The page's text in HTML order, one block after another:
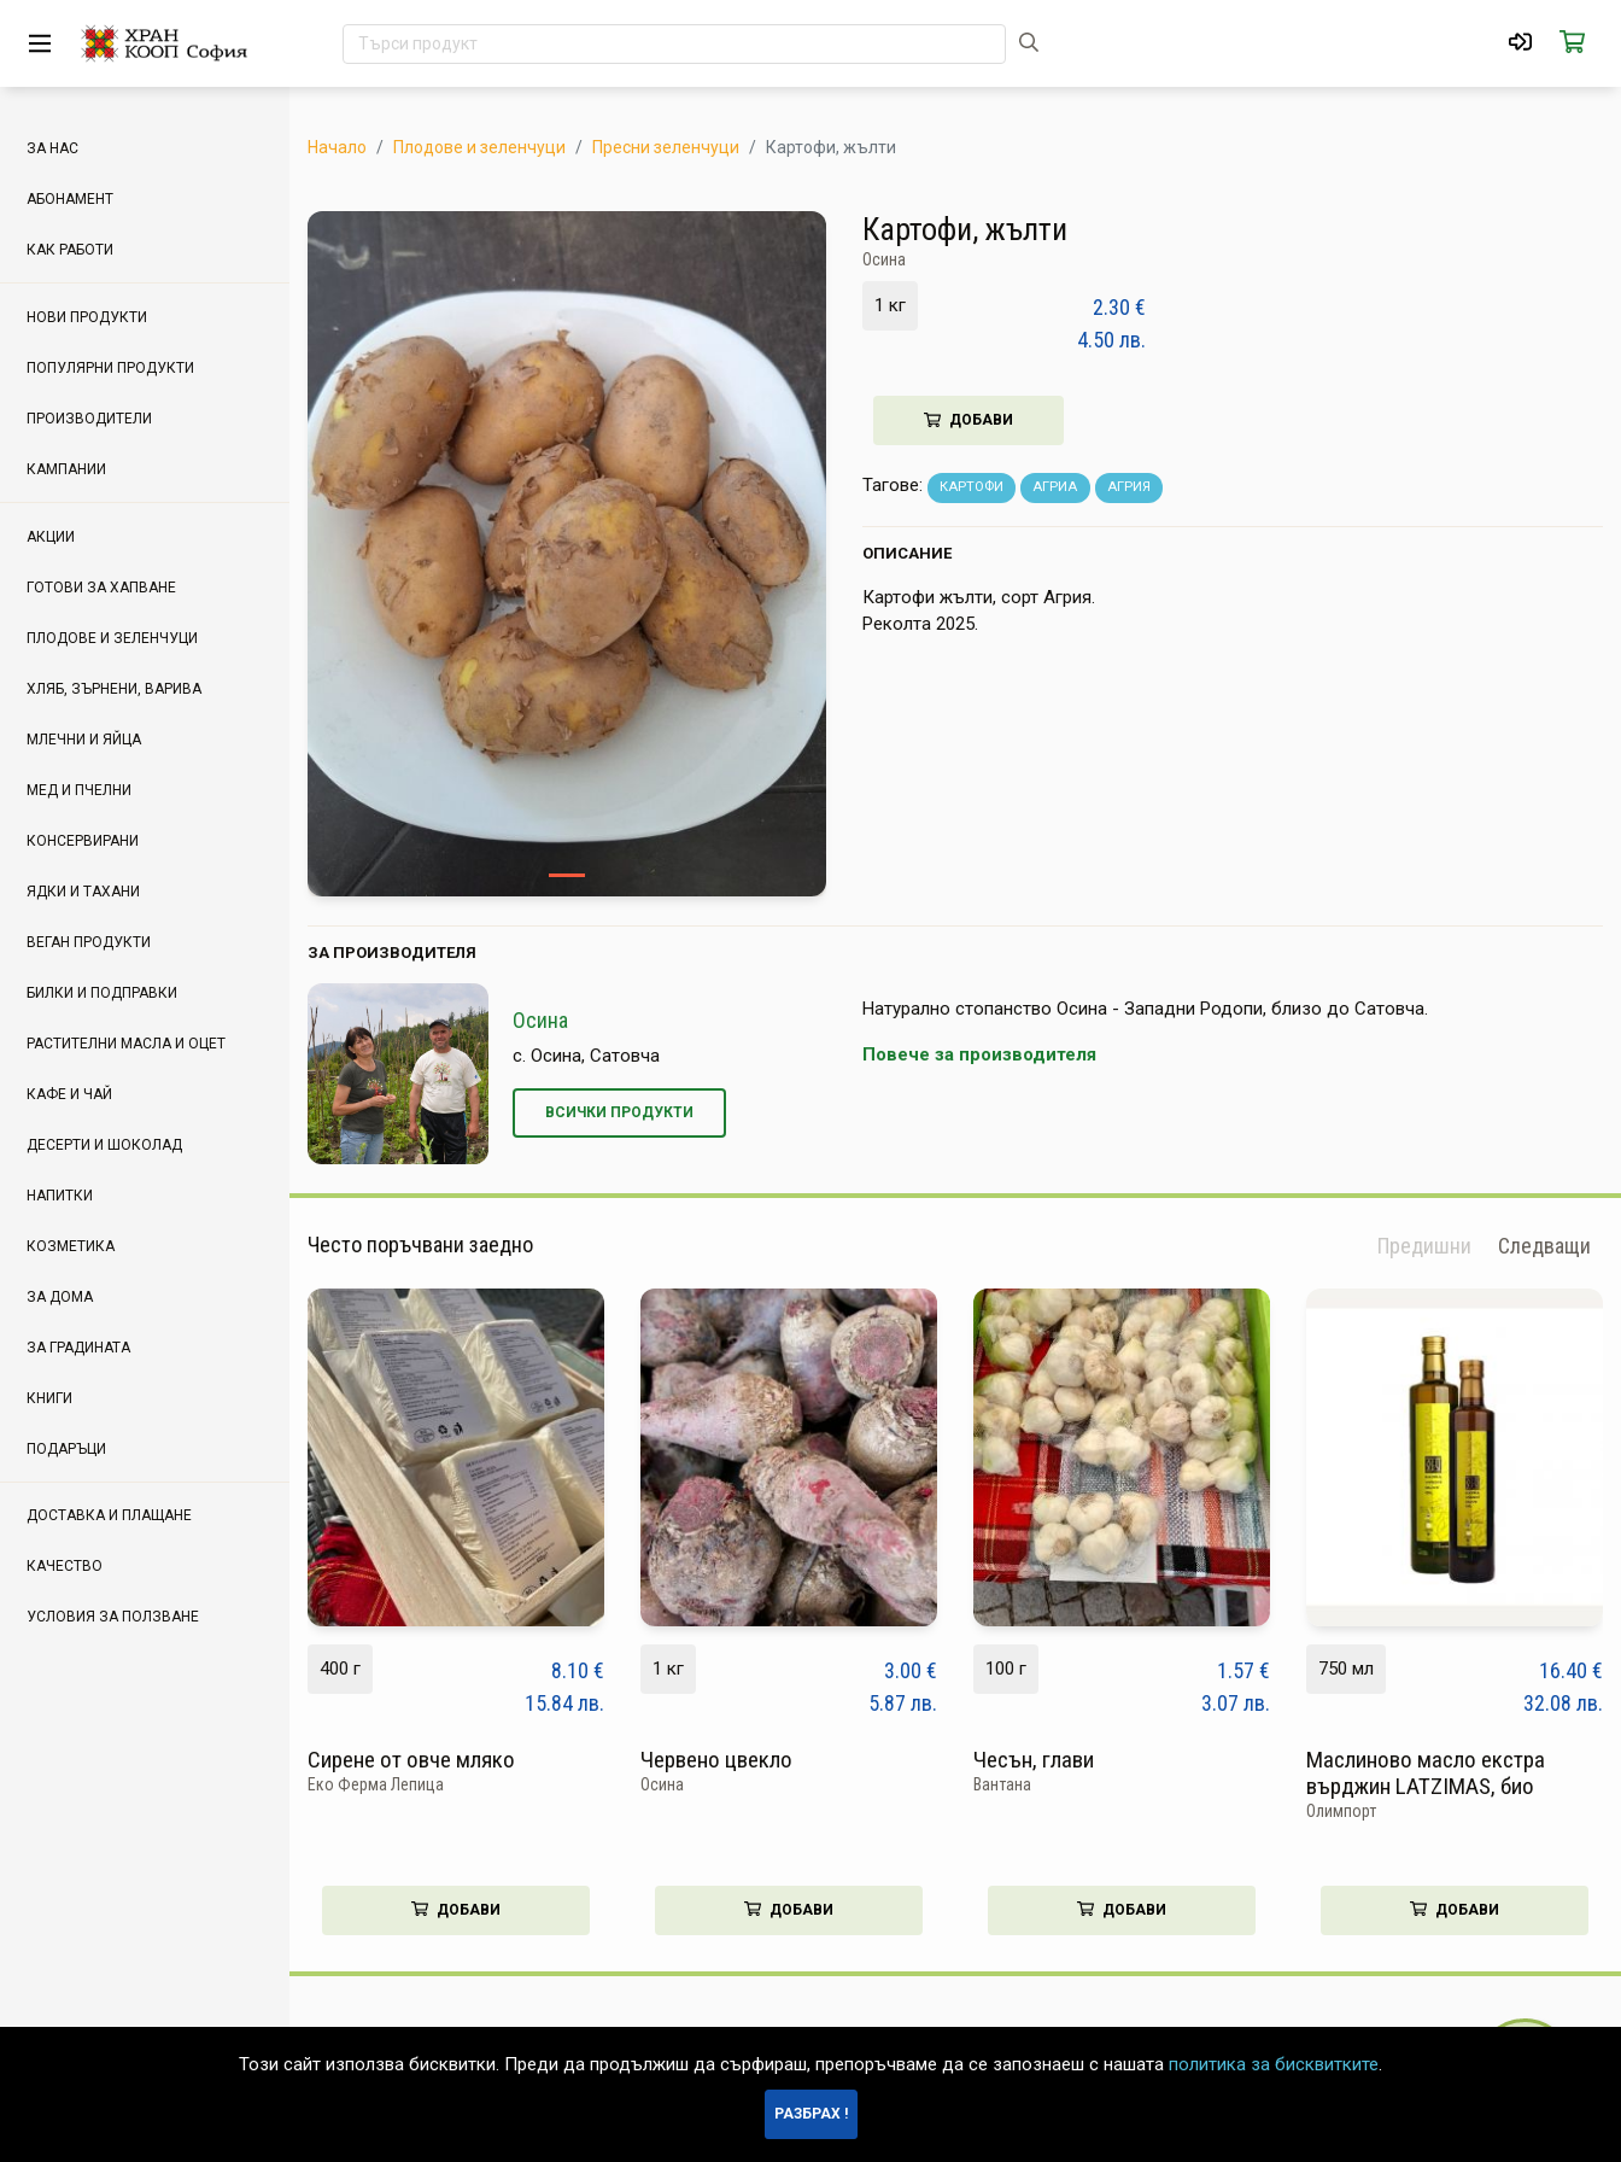
ЗА НАС
АБОНАМЕНТ
КАК РАБОТИ
НОВИ ПРОДУКТИ
ПОПУЛЯРНИ ПРОДУКТИ
ПРОИЗВОДИТЕЛИ
КАМПАНИИ
АКЦИИ
ГОТОВИ ЗА ХАПВАНЕ
ПЛОДОВЕ И ЗЕЛЕНЧУЦИ
ХЛЯБ, ЗЪРНЕНИ, ВАРИВА
МЛЕЧНИ И ЯЙЦА
МЕД И ПЧЕЛНИ
КОНСЕРВИРАНИ
ЯДКИ И ТАХАНИ
ВЕГАН ПРОДУКТИ
БИЛКИ И ПОДПРАВКИ
РАСТИТЕЛНИ МАСЛА И ОЦЕТ
КАФЕ И ЧАЙ
ДЕСЕРТИ И ШОКОЛАД
НАПИТКИ
КОЗМЕТИКА
ЗА ДОМА
ЗА ГРАДИНАТА
КНИГИ
ПОДАРЪЦИ
ДОСТАВКА И ПЛАЩАНЕ
КАЧЕСТВО
УСЛОВИЯ ЗА ПОЛЗВАНЕ
Начало Плодове и зеленчуци Пресни зеленчуци Картофи, жълти
Картофи, жълти
Осина
1 кг 2.30 €
4.50 лв.
ДОБАВИ
Тагове: КАРТОФИ АГРИА АГРИЯ
ОПИСАНИЕ
Картофи жълти, сорт Агрия.
Реколта 2025.
Често поръчвани заедно
400 г 8.10 €
15.84лв.
Сирене от овче мляко
Еко Ферма Лепица
ДОБАВИ
1 кг 3.00 €
5.87 лв.
Червено цвекло
Осина
ДОБАВИ
100 г 1.57 €
3.07 лв.
Чесън, глави
Вантана
ДОБАВИ
750 мл 16.40 €
32.08 лв.
Mаслиново масло екстра
върджин LATZIMAS, био
Олимпорт
ДОБАВИ
ЗА ПРОИЗВОДИТЕЛЯ
Осина
с. Осина, Сатовча
ВСИЧКИ ПРОДУКТИ
Натурално стопанство Осина - Западни Родопи, близо до Сатовча.
Повече за производителя
Този сайт използва бисквитки. Преди да продължиш да сърфираш, препоръчваме да се запознаеш с нашата политика за бисквитките.
РАЗБРАХ !